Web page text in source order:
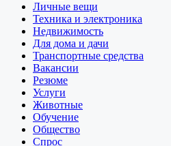
Личные вещи
Техника и электроника
Недвижимость
Для дома и дачи
Транспортные средства
Вакансии
Резюме
Услуги
Животные
Обучение
Общество
Спрос